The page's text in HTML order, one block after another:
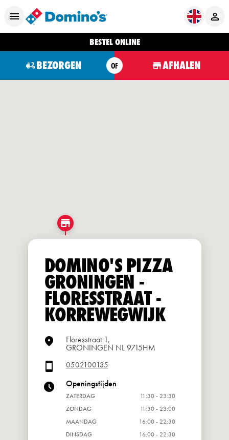
BESTEL ONLINE
BEZORGEN OF AFHALEN
DOMINO'S PIZZA
GRONINGEN -
FLORESSTRAAT -
KORREWEGWIJK
Floresstraat 1,
GRONINGEN NL 9715HM
0502100135
Openingstijden
ZATERDAG
11:30 - 23:30
ZONDAG
11:30 - 23:00
MAANDAG
16:00 - 22:30
DINSDAG
16:00 - 22:30